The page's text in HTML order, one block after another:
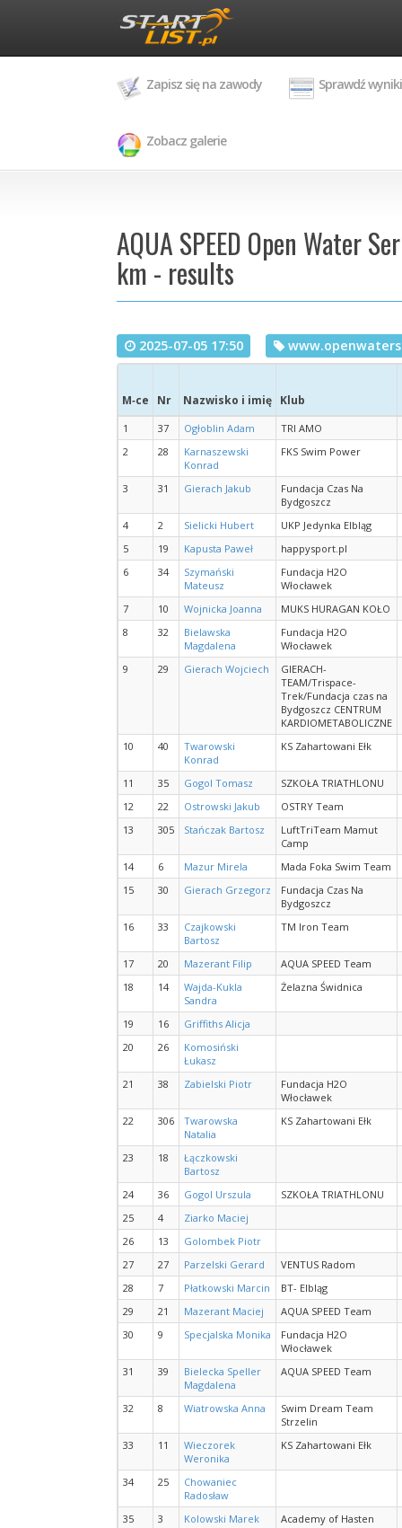
Zapisz się na zawody Sprawdź wyniki
Zobacz galerie
AQUA SPEED Open Water
km - results
2025-07-05 17:50
M‑ce Nr Nazwisko i imię Klub
1 37 Ogłoblin Adam
TRI AMO
2
28
Karnaszewski
Konrad
FKS Swim Power
3 31 Gierach Jakub
Fundacja Czas Na
Bydgoszcz
4
2 Sielicki Hubert
UKP Jedynka Elbląg
5
19 Kapusta Paweł
happysport.pl
6
34
Szymański
Mateusz
Fundacja H2O
Włocławek
7
10 Wojnicka Joanna
MUKS HURAGAN KOŁO
8
32
Bielawska
Magdalena
Fundacja H2O
Włocławek
9
29 Gierach Wojciech
GIERACH-
TEAM/Trispace-
Trek/Fundacja czas na
Bydgoszcz CENTRUM
KARDIOMETABOLICZNE
10
40
Twarowski
Konrad
KS Zahartowani Ełk
11 35 Gogol Tomasz
SZKOŁA TRIATHLONU
12
22 Ostrowski Jakub
OSTRY Team
13
305 Stańczak Bartosz
LuftTriTeam Mamut
Camp
14
6 Mazur Mirela
Mada Foka Swim Team
15
30 Gierach Grzegorz
Fundacja Czas Na
Bydgoszcz
16
33
Czajkowski
Bartosz
TM Iron Team
17 20 Mazerant Filip
AQUA SPEED Team
18
14
Wajda-Kukla
Sandra
Żelazna Świdnica
19 16
Griffiths Alicja
20
26
Komosiński
Łukasz
21
38 Zabielski Piotr
Fundacja H2O
Włocławek
22
306
Twarowska
Natalia
KS Zahartowani Ełk
23 18
Łączkowski
Bartosz
24
36 Gogol Urszula
SZKOŁA TRIATHLONU
25
4
Ziarko Maciej
26
13
Golombek Piotr
27
27 Parzelski Gerard
VENTUS Radom
28
7 Płatkowski Marcin
BT- Elbląg
29
21 Mazerant Maciej
AQUA SPEED Team
30
9 Specjalska Monika
Fundacja H2O
Włocławek
31
39
Bielecka Speller
Magdalena
AQUA SPEED Team
32 8 Wiatrowska Anna
Swim Dream Team
Strzelin
33
11
Wieczorek
Weronika
KS Zahartowani Ełk
34 25
Chowaniec
Radosław
35
3 Kolowski Marek
Academy of Hasten